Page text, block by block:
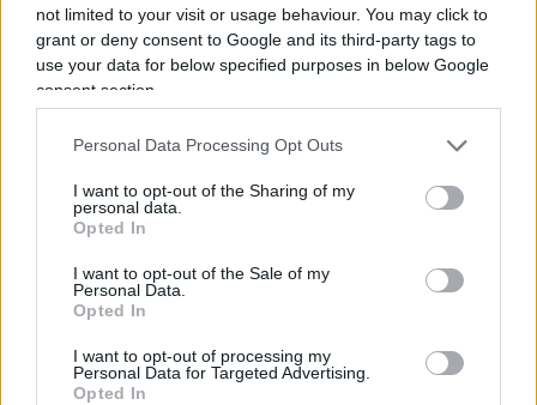
not limited to your visit or usage behaviour. You may click to
grant or deny consent to Google and its third-party tags to
use your data for below specified purposes in below Google
consent section.
Personal Data Processing Opt Outs
I want to opt-out of the Sharing of my
personal data.
Opted In
I want to opt-out of the Sale of my
Personal Data.
Opted In
I want to opt-out of processing my
Personal Data for Targeted Advertising.
Opted In
22 Dicembre 2025, 10:46 10:46
Gli investigatori. Non seguono la pista,del Kremlino?